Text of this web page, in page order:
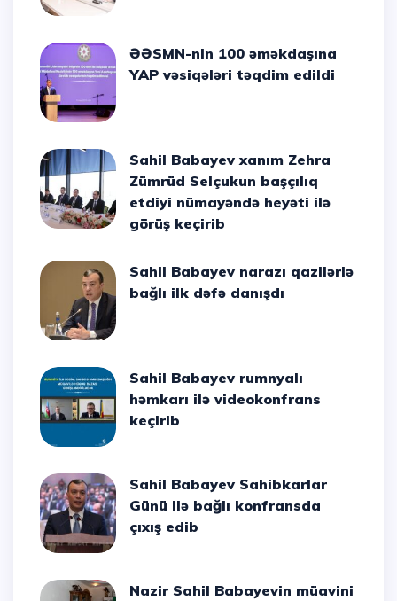
ƏƏSMN-nin 100 əməkdaşına
YAP vəsiqələri təqdim edildi
Sahil Babayev xanım Zehra
Zümrüd Selçukun başçılıq
etdiyi nümayəndə heyəti ilə
görüş keçirib
Sahil Babayev narazı qazilərlə
bağlı ilk dəfə danışdı
Sahil Babayev rumnyalı
həmkarı ilə videokonfrans
keçirib
Sahil Babayev Sahibkarlar
Günü ilə bağlı konfransda
çıxış edib
Nazir Sahil Babayevin müavini